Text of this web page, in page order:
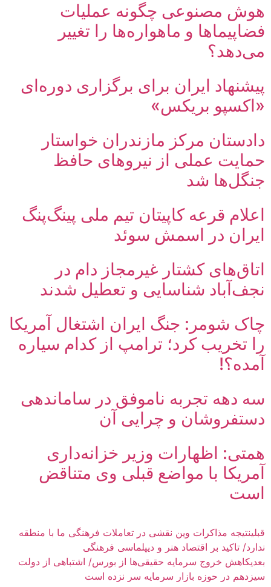
هوش مصنوعی چگونه عملیات
فضاپیماها و ماهواره‌ها را تغییر
می‌دهد؟
پیشنهاد ایران برای برگزاری دوره‌ای
«اکسپو بریکس»
دادستان مرکز مازندران خواستار
حمایت عملی از نیروهای حافظ
جنگل‌ها شد
اعلام قرعه کاپیتان تیم ملی پینگ‌پنگ
ایران در اسمش سوئد
اتاق‌های کشتار غیرمجاز دام در
نجف‌آباد شناسایی و تعطیل شدند
چاک شومر: جنگ ایران اشتغال آمریکا
را تخریب کرد؛ ترامپ از کدام سیاره
آمده؟!
سه دهه تجربه ناموفق در ساماندهی
دستفروشان و چرایی آن
همتی: اظهارات وزیر خزانه‌داری
آمریکا با مواضع قبلی وی متناقض
است
قبلینتیجه مذاکرات وین نقشی در تعاملات فرهنگی ما با منطقه
ندارد/ تاکید بر اقتصاد هنر و دیپلماسی فرهنگی
بعدیکاهش خروج سرمایه حقیقی‌ها از بورس/ اشتباهی از دولت
سیزدهم در حوزه بازار سرمایه سر نزده است